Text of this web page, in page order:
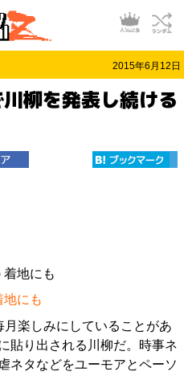
2015年6月12日
柳を発表し続ける
地にも
楽しみにしていることがあ
貼り出される川柳だ。時事ネ
ネタなどをユーモアとペーソ